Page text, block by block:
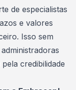
de especialistas
e valores
Isso sem
administradoras
credibilidade